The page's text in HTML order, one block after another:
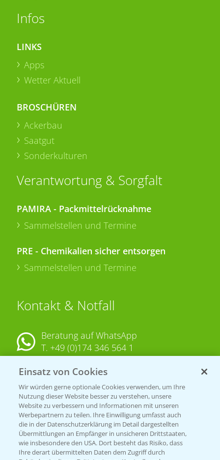
Infos
LINKS
Apps
Wetter Aktuell
BROSCHÜREN
Ackerbau
Saatgut
Sonderkulturen
Verantwortung & Sorgfalt
PAMIRA - Packmittelrücknahme
Sammelstellen und Termine
PRE - Chemikalien sicher entsorgen
Sammelstellen und Termine
Kontakt & Notfall
Beratung auf WhatsApp
T. +49 (0)174 346 564 1
KONTAKT
Hilfe in Notfällen
T.+49 (0)214/30-20220
Einsatz von Cookies
Wir würden gerne optionale Cookies verwenden, um Ihre
Nutzung dieser Website besser zu verstehen, unsere
Website zu verbessern und Informationen mit unseren
Werbepartnern zu teilen. Ihre Einwilligung umfasst auch
die in der Datenschutzerklärung im Detail dargestellten
Übermittlungen an Empfänger in unsicheren Drittstaaten,
wie insbesondere den USA. Dort besteht das Risiko, dass
Ihre derart übermittelten Daten dem Zugriff durch